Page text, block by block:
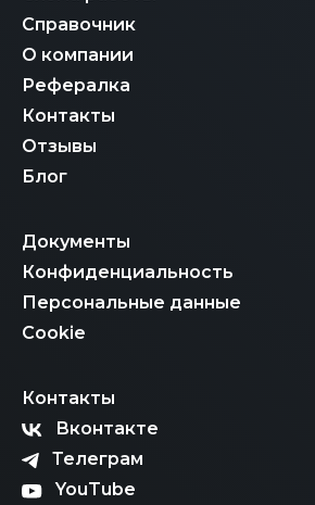
Справочник
О компании
Рефералка
Контакты
Отзывы
Блог
Документы
Конфиденциальность
Персональные данные
Cookie
Контакты
Вконтакте
Телеграм
YouTube